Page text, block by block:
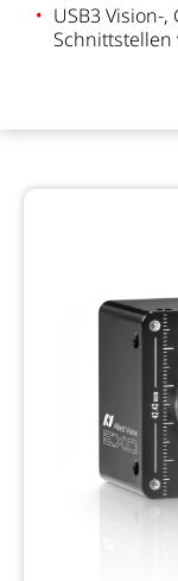
USB3 Vision-